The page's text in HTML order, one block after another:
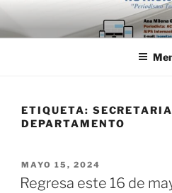
Saltar
al
contenido
ETIQUETA:
DEPARTAMENTO
PUBLICADO
EL
MAYO 15, 2024
Regresa este 16 de